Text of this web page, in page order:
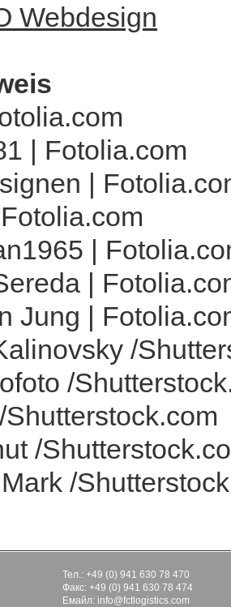
Webdesign
| Fotolia.com
|
|
|
Jung |
/
/
/
/
Тел.: +49 (0) 941 630 78 470
Факс: +49 (0) 941 630 78 474
Eмайл: info@fctlogistics.com